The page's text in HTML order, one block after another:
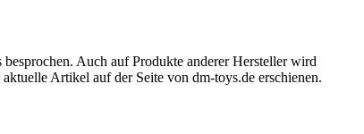
Auch auf Produkte anderer Hersteller wird
Artikel auf der Seite von dm-toys.de erschienen.